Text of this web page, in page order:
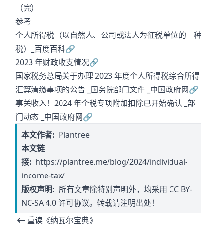
（完）
参考
个人所得税（以自然人、公司或法人为征税单位的一种
税）_百度百科🔗
2023 年财政收支情况🔗
国家税务总局关于办理 2023 年度个人所得税综合所得
汇算清缴事项的公告 _国务院部门文件 _中国政府网🔗
事关收入！2024 年个税专项附加扣除已开始确认 _部
门动态 _中国政府网🔗
本文作者: Plantree
本文链
接: https://plantree.me/blog/2024/individual-
income-tax/
版权声明: 所有文章除特别声明外，均采用 CC BY-
NC-SA 4.0许可协议。转载请注明出处！
重读《纳瓦尔宝典》